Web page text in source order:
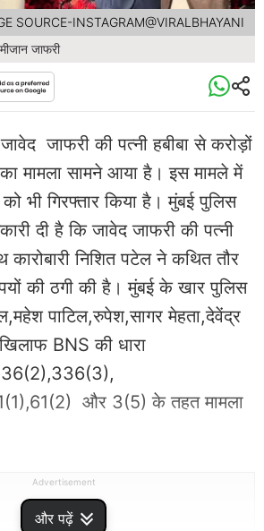
और पढ़ें
जाफरी
SOURCE-INSTAGRAM@VIRALBHAYANI
जाफरी की पत्नी हबीबा से करोड़ों
मामला सामने आया है। इस मामले में
भी गिरफ्तार किया है। मुंबई पुलिस
दी है कि जावेद जाफरी की पत्नी
कारोबारी निशित पटेल ने कथित तौर
की ठगी की है। मुंबई के खार पुलिस
पाटिल,रुपेश,सागर मेहता,देवेंद्र
BNS की धारा
और 3(5) के तहत मामला
Advertisement